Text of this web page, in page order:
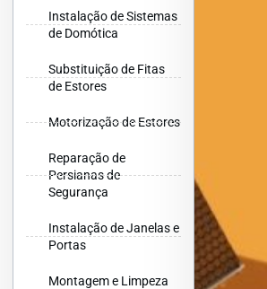
Instalação de Sistemas
de Domótica
Substituição de Fitas
de Estores
Motorização de Estores
Reparação de
Persianas de
Segurança
Instalação de Janelas e
Portas
Montagem e Limpeza